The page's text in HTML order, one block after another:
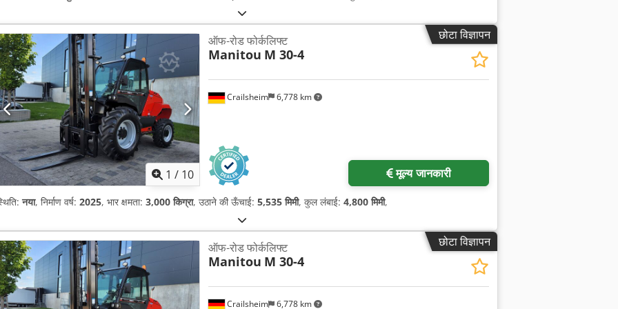
छोटा विज्ञापन
1 / 10
Crailsheim 6,778 km
ऑफ-रोड फोर्कलिफ्ट
Manitou M 30-4
मूल्य जानकारी
नया, निर्माण वर्ष: 2025, भार क्षमता: 3,000 किग्रा, उठाने की ऊँचाई: 5,535 मिमी, कुल लंबाई: 4,800 मिमी,
छोटा विज्ञापन
Crailsheim 6,778 km
ऑफ-रोड फोर्कलिफ्ट
Manitou M 30-4